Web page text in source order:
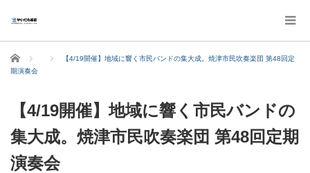
ホーム
【4/19開催】地域に響く市民バンドの集大成。焼津市民吹奏楽団 第48回定
期演奏会
【4/19開催】地域に響く市民バンドの
集大成。焼津市民吹奏楽団 第48回定期
演奏会